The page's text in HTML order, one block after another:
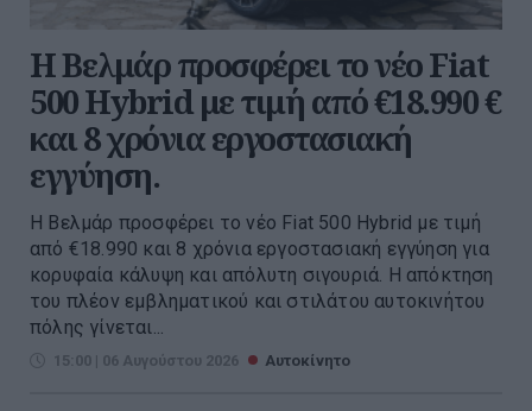
Η Βελμάρ προσφέρει τo νέο Fiat
500 Hybrid με τιμή από €18.990 €
και 8 χρόνια εργοστασιακή
εγγύηση.
Η Βελμάρ προσφέρει το νέο Fiat 500 Hybrid με τιμή
από €18.990 και 8 χρόνια εργοστασιακή εγγύηση για
κορυφαία κάλυψη και απόλυτη σιγουριά. Η απόκτηση
του πλέον εμβληματικού και στιλάτου αυτοκινήτου
πόλης γίνεται...
15:00 | 06 Αυγούστου 2026 Αυτοκίνητο